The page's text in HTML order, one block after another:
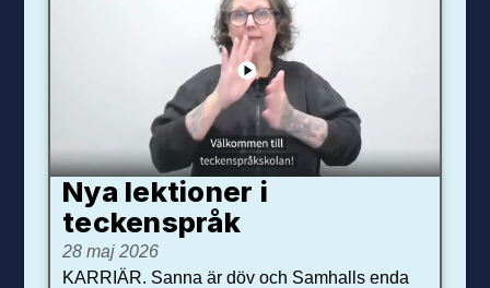
Nya lektioner i
teckenspråk
28 maj 2026
KARRIÄR. Sanna är döv och Samhalls enda